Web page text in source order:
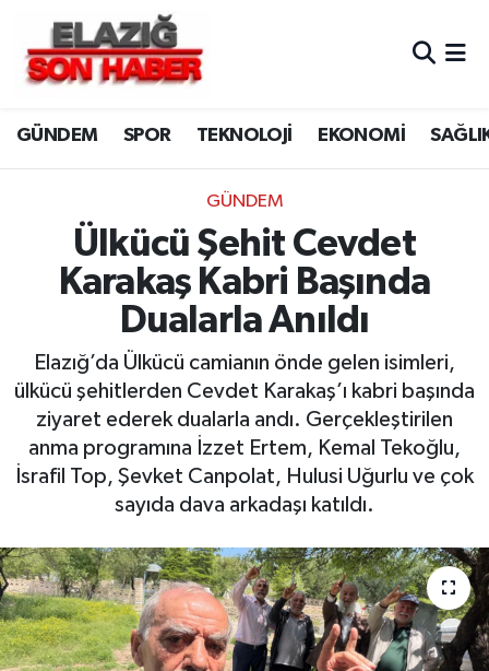
GÜNDEM SPOR TEKNOLOJİ EKONOMİ
GÜNDEM
Ülkücü Şehit Cevdet
Karakaş Kabri Başında
Dualarla Anıldı
Elazığ’da Ülkücü camianın önde gelen isimleri,
ülkücü şehitlerden Cevdet Karakaş’ı kabri başında
ziyaret ederek dualarla andı. Gerçekleştirilen
anma programına İzzet Ertem, Kemal Tekoğlu,
İsrafil Top, Şevket Canpolat, Hulusi Uğurlu ve çok
sayıda dava arkadaşı katıldı.
CANLI YAYIN
ASAYİŞ
BİLİM VE TEKNOLOJİ
DÜNYA
EĞİTİM
EKONOMİ
ELAZIĞ
GENEL
HABERDE İNSAN
KÜLTÜR-SANAT
Merkez Hava Durumu
Merkez Trafik Yoğunluk Haritası
Süper Lig Puan Durumu ve Fikstür
Tüm Manşetler
Son Dakika Haberleri
Haber Arşivi